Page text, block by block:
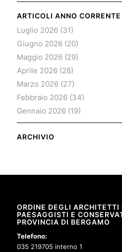
ARTICOLI ANNO CORRENTE
Luglio 2026(31)
Giugno 2026(20)
Maggio 2026(29)
Aprile 2026(28)
Marzo 2026(27)
Febbraio 2026(34)
Gennaio 2026(19)
ARCHIVIO
ORDINE DEGLI ARCHITETTI
PAESAGGISTI E
PROVINCIA DI BERGAMO
Telefono:
035 219705 interno 1